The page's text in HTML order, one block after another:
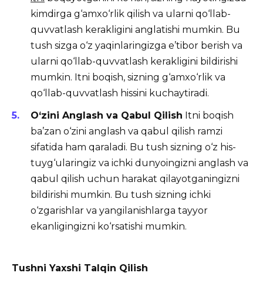
kimdirga g‘amxo‘rlik qilish va ularni qo‘llab-
quvvatlash kerakligini anglatishi mumkin. Bu
tush sizga o‘z yaqinlaringizga e’tibor berish va
ularni qo‘llab-quvvatlash kerakligini bildirishi
mumkin. Itni boqish, sizning g‘amxo‘rlik va
qo‘llab-quvvatlash hissini kuchaytiradi.
O‘zini Anglash va Qabul Qilish Itni boqish
ba’zan o‘zini anglash va qabul qilish ramzi
sifatida ham qaraladi. Bu tush sizning o‘z his-
tuyg‘ularingiz va ichki dunyoingizni anglash va
qabul qilish uchun harakat qilayotganingizni
bildirishi mumkin. Bu tush sizning ichki
o‘zgarishlar va yangilanishlarga tayyor
ekanligingizni ko‘rsatishi mumkin.
Tushni Yaxshi Talqin Qilish